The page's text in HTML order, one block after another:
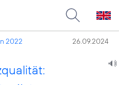
2022 26.09.2024